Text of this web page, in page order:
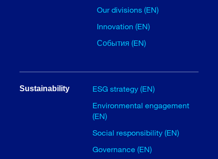
Our divisions (EN)
Innovation (EN)
События (EN)
Sustainability
ESG strategy (EN)
Environmental engagement
(EN)
Social responsibility (EN)
Governance (EN)